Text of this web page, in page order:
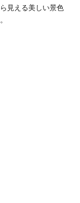
見える美しい景色